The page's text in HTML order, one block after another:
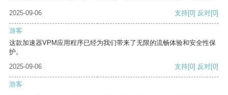
2025-09-06 支持[0] 反对[0]
游客
这款加速器VPM应用程序已经为我们带来了无限的流畅体验和安全性保
护。
2025-09-06
支持[0] 反对[0]
游客